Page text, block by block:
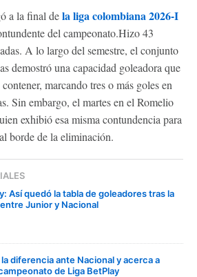
a la final dela liga colombiana 2026-I
del campeonato.Hizo 43
A lo largo del semestre, el conjunto
demostró una capacidad goleadora que
marcando tres o más goles en
Sin embargo, el martes en el Romelio
exhibió esa misma contundencia para
borde de la eliminación.
Así quedó la tabla de goleadores tras la
Junior y Nacional
diferencia ante Nacional y acerca a
de Liga BetPlay